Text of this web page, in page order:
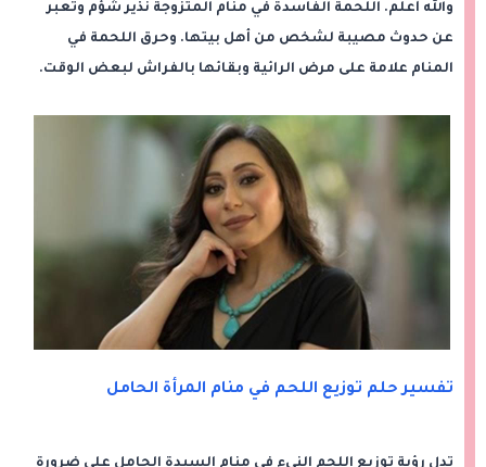
والله أعلم. اللحمة الفاسدة في منام المتزوجة نذير شؤم وتعبر
عن حدوث مصيبة لشخص من أهل بيتها. وحرق اللحمة في
المنام علامة على مرض الرائية وبقائها بالفراش لبعض الوقت.
تفسير حلم توزيع اللحم في منام المرأة الحامل
تدل رؤية توزيع اللحم النيء في منام السيدة الحامل على ضرورة